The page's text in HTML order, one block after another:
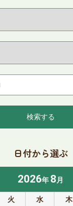
日付から選ぶ
2026年8月
火 水 木
検索する